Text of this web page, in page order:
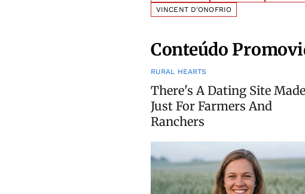
VINCENT D'ONOFRIO